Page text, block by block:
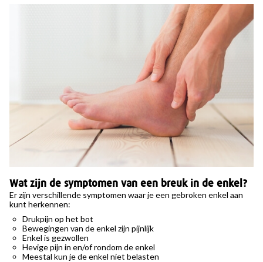
Wat zijn de symptomen van een breuk in de enkel?
Er zijn verschillende symptomen waar je een gebroken enkel aan
kunt herkennen:
Drukpijn op het bot
Bewegingen van de enkel zijn pijnlijk
Enkel is gezwollen
Hevige pijn in en/of rondom de enkel
Meestal kun je de enkel niet belasten